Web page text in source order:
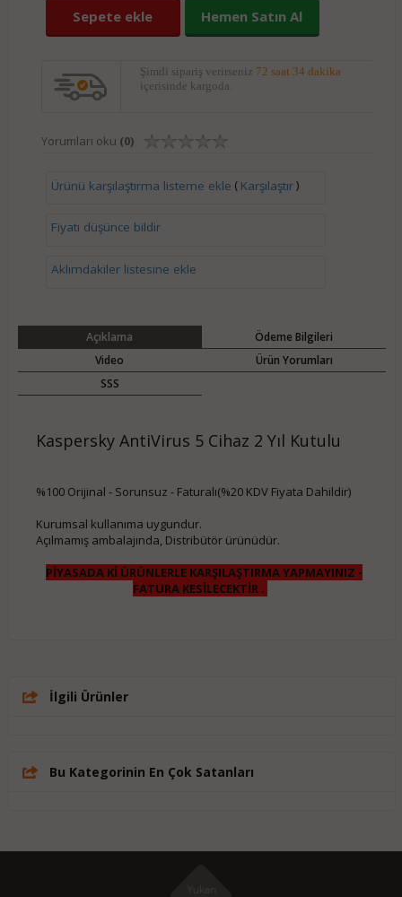
Sepete ekle Hemen Satın Al
Şimdi sipariş verirseniz 72 saat 34 dakika
içerisinde kargoda.
Yorumları oku (0)
Ürünü karşılaştırma listeme ekle ( Karşılaştır)
Fiyatı düşünce bildir
Aklımdakiler listesine ekle
Açıklama
Ödeme Bilgileri
Video
Ürün Yorumları
SSS
Kaspersky AntiVirus 5 Cihaz 2 Yıl Kutulu
%100 Orijinal - Sorunsuz - Faturalı(%20 KDV Fiyata Dahildir)
Kurumsal kullanıma uygundur.
Açılmamış ambalajında, Distribütör ürünüdür.
PİYASADA Kİ ÜRÜNLERLE KARŞILAŞTIRMA YAPMAYINIZ -
FATURA KESİLECEKTİR .
İlgili Ürünler
Bu Kategorinin En Çok Satanları